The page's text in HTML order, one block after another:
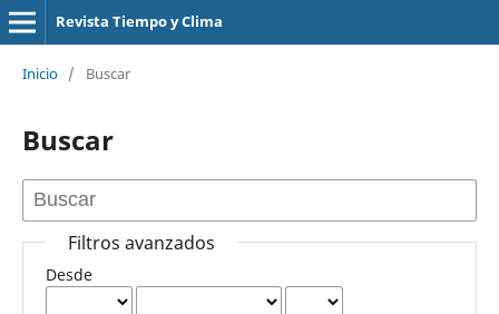
Revista Tiempo y Clima
Inicio / Buscar
Buscar
Filtros avanzados
Desde